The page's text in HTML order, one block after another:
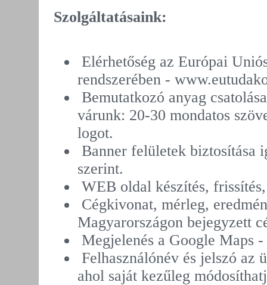
Szolgáltatásaink:
Elérhetőség az Európai
rendszerében -
Bemutatkozó anyag
várunk: 20-30 mondatos
logot.
Banner felületek biztosítása
szerint.
WEB oldal készítés,
Cégkivonat, mérleg,
Magyarországon bejegyzett
Megjelenés a Google Maps -
Felhasználónév és jelszó az
ahol saját kezűleg